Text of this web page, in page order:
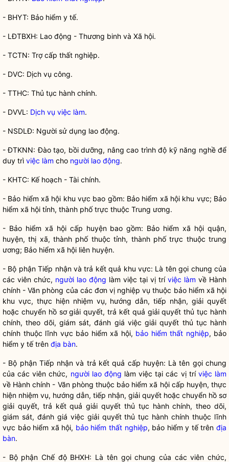
- BHYT: Bảo hiểm y tế.
- LĐTBXH: Lao động - Thương binh và Xã hội.
- TCTN: Trợ cấp thất nghiệp.
- DVC: Dịch vụ công.
- TTHC: Thủ tục hành chính.
- DVVL: Dịch vụ việc làm.
- NSDLĐ: Người sử dụng lao động.
- ĐTKNN: Đào tạo, bồi dưỡng, nâng cao trình độ kỹ năng nghề để
duy trì việc làm cho người lao động.
- KHTC: Kế hoạch - Tài chính.
- Bảo hiểm xã hội khu vực bao gồm: Bảo hiểm xã hội khu vực; Bảo
hiểm xã hội tỉnh, thành phố trực thuộc Trung ương.
- Bảo hiểm xã hội cấp huyện bao gồm: Bảo hiểm xã hội quận,
huyện, thị xã, thành phố thuộc tỉnh, thành phố trực thuộc trung
ương; Bảo hiểm xã hội liên huyện.
- Bộ phận Tiếp nhận và trả kết quả khu vực: Là tên gọi chung của
các viên chức, người lao động làm việc tại vị trí việc làm về Hành
chính - Văn phòng của các đơn vị nghiệp vụ thuộc bảo hiểm xã hội
khu vực, thực hiện nhiệm vụ, hướng dẫn, tiếp nhận, giải quyết
hoặc chuyển hồ sơ giải quyết, trả kết quả giải quyết thủ tục hành
chính, theo dõi, giám sát, đánh giá việc giải quyết thủ tục hành
chính thuộc lĩnh vực bảo hiểm xã hội, bảo hiểm thất nghiệp, bảo
hiểm y tế trên địa bàn.
- Bộ phận Tiếp nhận và trả kết quả cấp huyện: Là tên gọi chung
của các viên chức, người lao động làm việc tại các vị trí việc làm
về Hành chính - Văn phòng thuộc bảo hiểm xã hội cấp huyện, thực
hiện nhiệm vụ, hướng dẫn, tiếp nhận, giải quyết hoặc chuyển hồ sơ
giải quyết, trả kết quả giải quyết thủ tục hành chính, theo dõi,
giám sát, đánh giá việc giải quyết thủ tục hành chính thuộc lĩnh
vực bảo hiểm xã hội, bảo hiểm thất nghiệp, bảo hiểm y tế trênđịa
bàn.
- Bộ phận Chế độ BHXH: Là tên gọi chung của các viên chức,